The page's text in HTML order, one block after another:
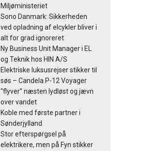
Miljøministeriet
Sono Danmark: Sikkerheden
ved opladning af elcykler bliver i
alt for grad ignoreret
Ny Business Unit Manager i EL
og Teknik hos HIN A/S
Elektriske luksusrejser stikker til
søs – Candela P-12 Voyager
“flyver” næsten lydløst og jævn
over vandet
Koble med første partner i
Sønderjylland
Stor efterspørgsel på
elektrikere, men på Fyn stikker